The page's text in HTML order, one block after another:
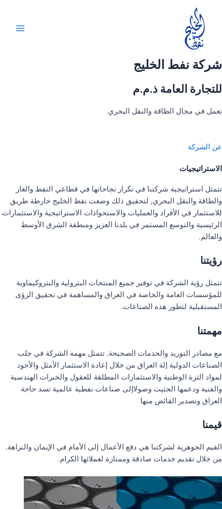
المحتوى
شركة نفط الخليج
للتجارة العامة ذ.م.م
تعمل في مجال الطاقة والنقل البحري
عن الشركة
الاستراتيجيات
تتمثل استراتيجية شركتنا في تكرار نجاحاتها في قطاعي النفط والغاز
والطاقة والنقل البحري, لتحقيق ذلك وضعت نفط الخليج خارطة طريق
للاستثمار في الأفراد والعمليات والاستحواذات الاستراتيجية والاستثمارات
الرئيسية والتوسع المستمر في بلدنا العزيز ومنطقة الشرق الأوسط
والعالم.
رؤيتنا
تتمثل رؤية الشركة في توفير جميع المنتجات البترولية والبتروكيماوية
للمؤسسات العامة والخاصة في العراق والمساهمة في تحقيق الرؤى
المستقبلية لتطور هذه الصناعات.
مهمتنا
مع مصادر التوريد والخدمات الصحيحة. تتمثل مهمة الشركة في جلب
الصناعات الدولية إلة العراق من خلال إعادة الاستثمار الأمثل والأجود
لمواد الثرة الوطنية والاستثمارات المطلقة للعقول والخبرات الهندسية
والفنية ودعمها الحثيث وصولاإلى صناعات نفطية عالمية تسد حاجة
العراق وتصدير الفائض منها
قيمنا
القيم الجوهرية لشركتنا هي دفع الأعمال إلى الأمام في الإيمان والنزاهة.
من خلال تقديم خدمات صادقة وممتازة لعملائها الكرام.